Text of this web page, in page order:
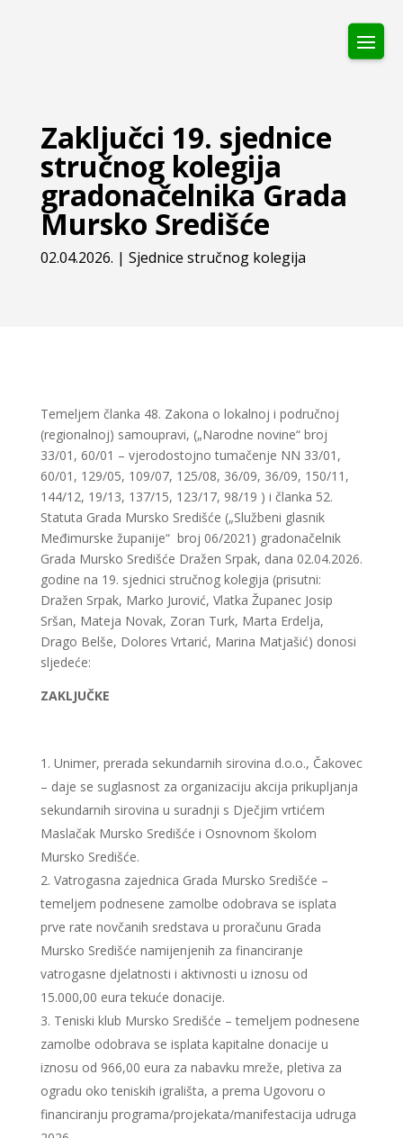
Zaključci 19. sjednice
stručnog kolegija
gradonačelnika Grada
Mursko Središće
02.04.2026. | Sjednice stručnog kolegija
Temeljem članka 48. Zakona o lokalnoj i područnoj
(regionalnoj) samoupravi, („Narodne novine“ broj
33/01, 60/01 – vjerodostojno tumačenje NN 33/01,
60/01, 129/05, 109/07, 125/08, 36/09, 36/09, 150/11,
144/12, 19/13, 137/15, 123/17, 98/19 ) i članka 52.
Statuta Grada Mursko Središće („Službeni glasnik
Međimurske županije“ broj 06/2021) gradonačelnik
Grada Mursko Središće Dražen Srpak, dana 02.04.2026.
godine na 19. sjednici stručnog kolegija (prisutni:
Dražen Srpak, Marko Jurović, Vlatka Županec Josip
Sršan, Mateja Novak, Zoran Turk, Marta Erdelja,
Drago Belše, Dolores Vrtarić, Marina Matjašić) donosi
sljedeće:
ZAKLJUČKE
Unimer, prerada sekundarnih sirovina d.o.o., Čakovec
– daje se suglasnost za organizaciju akcija prikupljanja
sekundarnih sirovina u suradnji s Dječjim vrtićem
Maslačak Mursko Središće i Osnovnom školom
Mursko Središće.
Vatrogasna zajednica Grada Mursko Središće –
temeljem podnesene zamolbe odobrava se isplata
prve rate novčanih sredstava u proračunu Grada
Mursko Središće namijenjenih za financiranje
vatrogasne djelatnosti i aktivnosti u iznosu od
15.000,00 eura tekuće donacije.
Teniski klub Mursko Središće – temeljem podnesene
zamolbe odobrava se isplata kapitalne donacije u
iznosu od 966,00 eura za nabavku mreže, pletiva za
ogradu oko teniskih igrališta, a prema Ugovoru o
financiranju programa/projekata/manifestacija udruga